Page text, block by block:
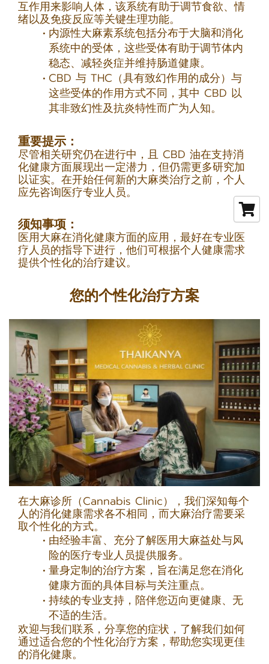
互作用来影响人体，该系统有助于调节食欲、情
绪以及免疫反应等关键生理功能。
内源性大麻素系统包括分布于大脑和消化
系统中的受体，这些受体有助于调节体内
稳态、减轻炎症并维持肠道健康。
CBD 与 THC（具有致幻作用的成分）与
这些受体的作用方式不同，其中 CBD 以
其非致幻性及抗炎特性而广为人知。
重要提示：
尽管相关研究仍在进行中，且 CBD 油在支持消
化健康方面展现出一定潜力，但仍需更多研究加
以证实。在开始任何新的大麻类治疗之前，个人
应先咨询医疗专业人员。
须知事项：
医用大麻在消化健康方面的应用，最好在专业医
疗人员的指导下进行，他们可根据个人健康需求
提供个性化的治疗建议。
您的个性化治疗方案
在大麻诊所（Cannabis Clinic），我们深知每个
人的消化健康需求各不相同，而大麻治疗需要采
取个性化的方式。
由经验丰富、充分了解医用大麻益处与风
险的医疗专业人员提供服务。
量身定制的治疗方案，旨在满足您在消化
健康方面的具体目标与关注重点。
持续的专业支持，陪伴您迈向更健康、无
不适的生活。
欢迎与我们联系，分享您的症状，了解我们如何
通过适合您的个性化治疗方案，帮助您实现更佳
的消化健康。